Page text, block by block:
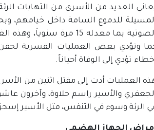
العديد من الأسرى من التهابات
للدموع السامة داخل خيامهم،
الصوتية بما معدله 15
وتؤدي بعض العمليات القسرية لحقن
تؤدي إلى الوفاة أحياناً.
والأسير راسم حلاوة، وآخرون
الرئة وسوء في التنفس، مثل الأسير إسحق مراغة الذي